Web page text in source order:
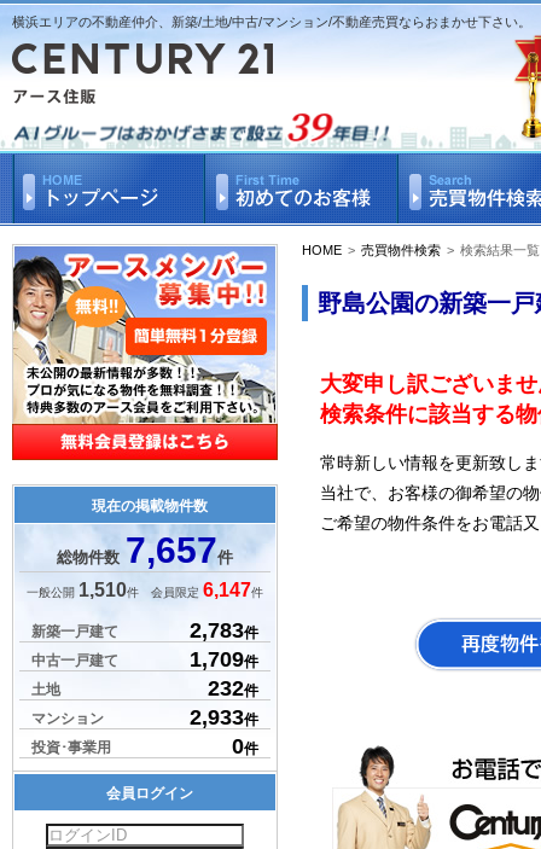
横浜エリアの不動産仲介、新築/土地/中古/マンション/不動産売買ならおまかせ下さい。
HOME > 売買物件検索 > 検索結果一覧
野島公園の新築一
大変申し訳ございま
検索条件に該当する
常時新しい情報を更新致し
当社で、お客様の御希望の
ご希望の物件条件をお電話
現在の掲載物件数
総物件数 7,657件
一般公開 1,510件 会員限定 6,147件
新築一戸建て 2,783件
中古一戸建て
1,709件
土地
232件
マンション
2,933件
投資･事業用
0件
会員ログイン